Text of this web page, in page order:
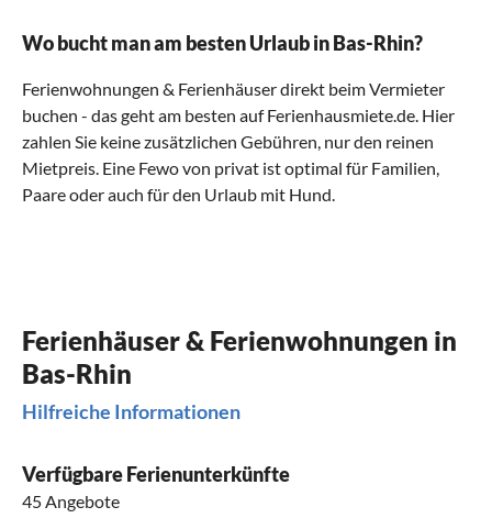
Wo bucht man am besten Urlaub in Bas-Rhin?
Ferienwohnungen & Ferienhäuser direkt beim Vermieter
buchen - das geht am besten auf Ferienhausmiete.de. Hier
zahlen Sie keine zusätzlichen Gebühren, nur den reinen
Mietpreis. Eine Fewo von privat ist optimal für Familien,
Paare oder auch für den Urlaub mit Hund.
Ferienhäuser & Ferienwohnungen in
Bas-Rhin
Hilfreiche Informationen
Verfügbare Ferienunterkünfte
45 Angebote